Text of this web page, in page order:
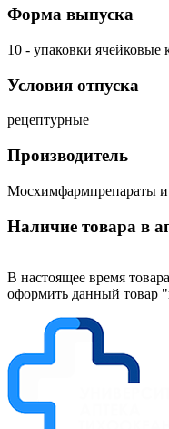
Форма выпуска
10 - упаковки ячейковые
Условия отпуска
рецептурные
Производитель
Наличие товара в
В настоящее время
оформить данный товар